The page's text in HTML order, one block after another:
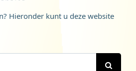
Hieronder kunt u deze website